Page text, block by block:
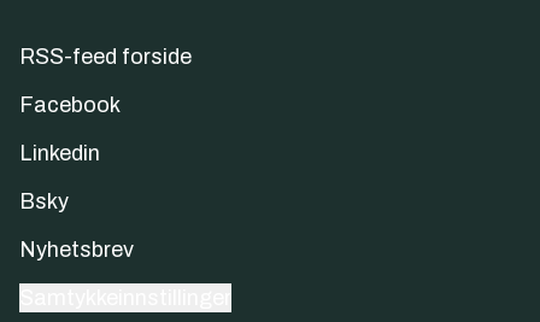
RSS-feed forside
Facebook
Linkedin
Bsky
Nyhetsbrev